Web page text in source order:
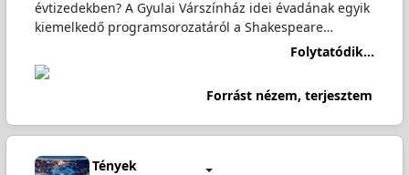
évtizedekben? A Gyulai Várszínház idei évadának egyik
kiemelkedő programsorozatáról a Shakespeare…
Folytatódik...
Forrást nézem, terjesztem
Tények